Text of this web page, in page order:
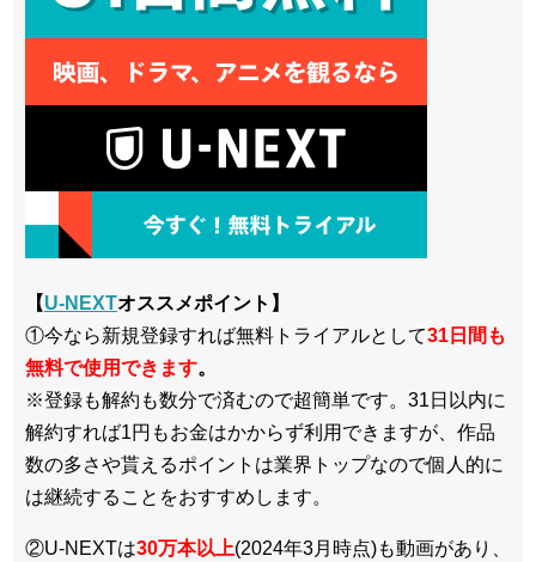
【U-NEXTオススメポイント】
①今なら新規登録すれば無料トライアルとして31日間も
無料で使用できます。
※登録も解約も数分で済むので超簡単です。31日以内に
解約すれば1円もお金はかからず利用できますが、作品
数の多さや貰えるポイントは業界トップなので個人的に
は継続することをおすすめします。
②U-NEXTは30万本以上(2024年3月時点)も動画があり、